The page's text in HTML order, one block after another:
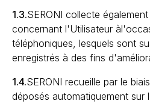
1.3.SERONI collecte
concernant l'Utilisateur
téléphoniques, lesquels sont
enregistrés à des fins
1.4.SERONI recueille par le
déposés automatiquement sur